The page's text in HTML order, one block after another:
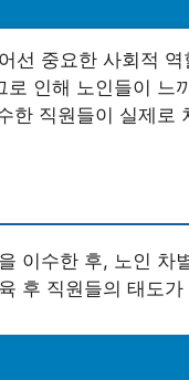
선 중요한 사회적
인해 노인들이 느
한 직원들이 실제로
이수한 후, 노인 차
후 직원들의 태도